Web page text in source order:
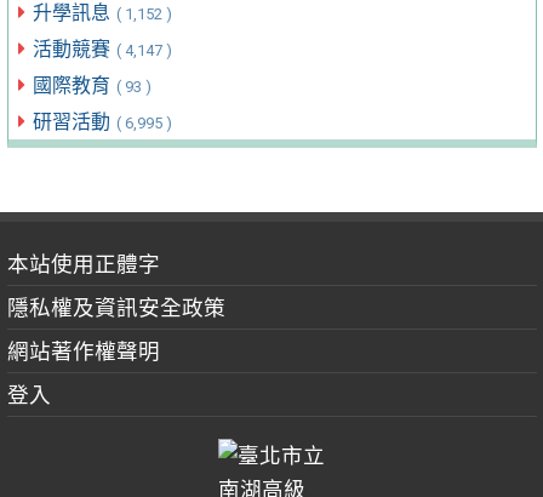
升學訊息 ( 1,152 )
活動競賽 ( 4,147 )
國際教育 ( 93 )
研習活動 ( 6,995 )
本站使用正體字
隱私權及資訊安全政策
網站著作權聲明
登入